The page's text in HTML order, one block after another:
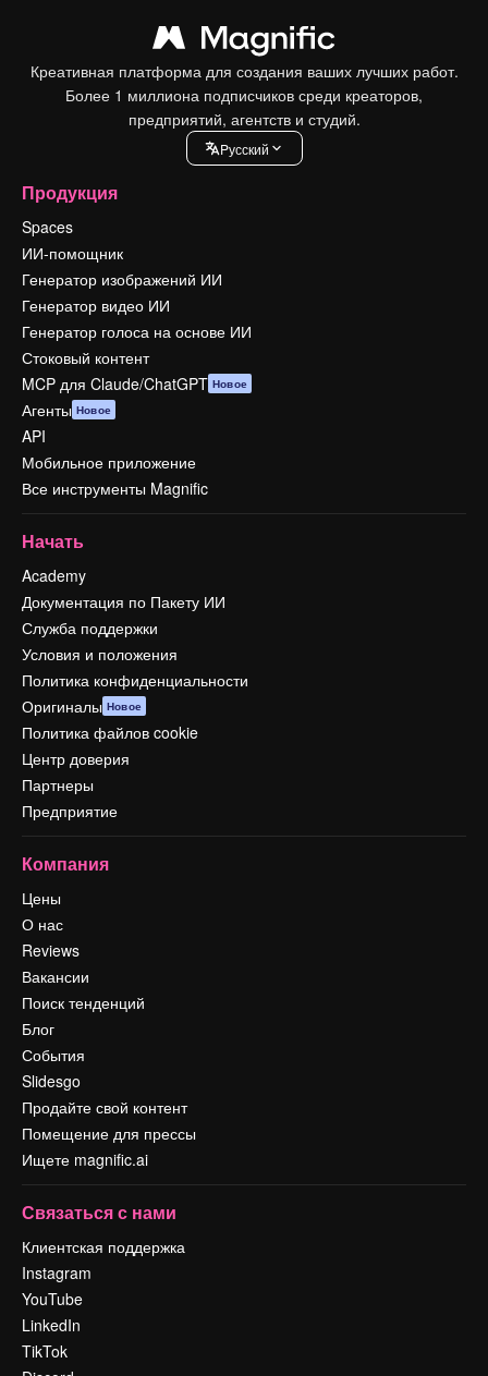
Креативная платформа для создания ваших лучших работ.
Более 1 миллиона подписчиков среди креаторов,
предприятий, агентств и студий.
Pусский
Продукция
Spaces
ИИ-помощник
Генератор изображений ИИ
Генератор видео ИИ
Генератор голоса на основе ИИ
Стоковый контент
MCP для Claude/ChatGPT Новое
Агенты Новое
API
Мобильное приложение
Все инструменты Magnific
Начать
Academy
Документация по Пакету ИИ
Служба поддержки
Условия и положения
Политика конфиденциальности
Оригиналы Новое
Политика файлов cookie
Центр доверия
Партнеры
Предприятие
Компания
Цены
О нас
Reviews
Вакансии
Поиск тенденций
Блог
События
Slidesgo
Продайте свой контент
Помещение для прессы
Ищете magnific.ai
Связаться с нами
Клиентская поддержка
Instagram
YouTube
LinkedIn
TikTok